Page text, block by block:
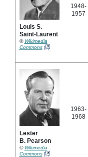
Louis S.
Saint-Laurent
© Wikimedia
Commons
1948-
1957
Lester
B. Pearson
© Wikimedia
Commons
1963-
1968